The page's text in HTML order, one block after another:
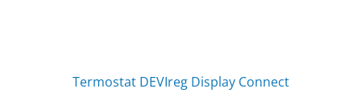
Termostat DEVIreg Display Connect